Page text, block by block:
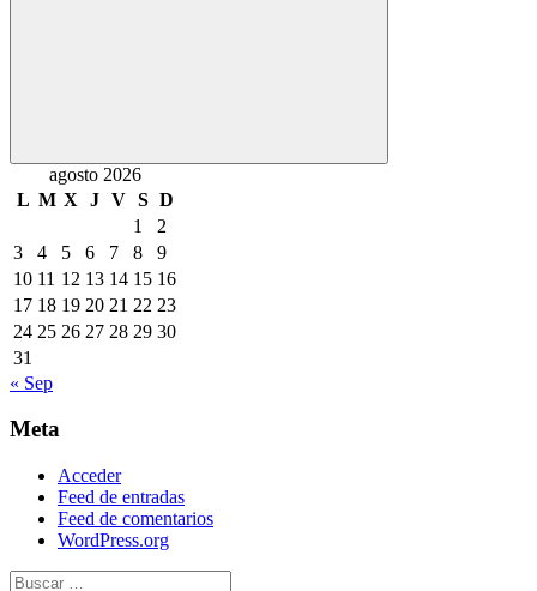
Buscar
agosto 2026
L M X J V S D
1
2
3
4 5 6 7 8
9
10 11 12 13 14 15 16
17 18 19 20 21 22 23
24 25 26 27 28 29 30
31
« Sep
Meta
Acceder
Feed de entradas
Feed de comentarios
WordPress.org
Buscar: